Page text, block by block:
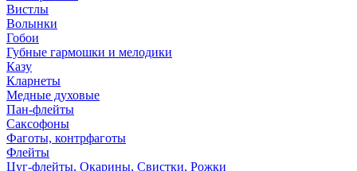
Вистлы
Волынки
Гобои
Губные гармошки и мелодики
Казу
Кларнеты
Медные духовые
Пан-флейты
Саксофоны
Фаготы, контрфаготы
Флейты
Цуг-флейты, Окарины, Свистки, Рожки